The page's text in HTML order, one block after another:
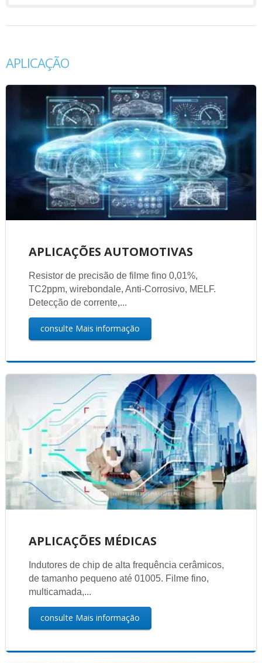
APLICAÇÃO
APLICAÇÕES AUTOMOTIVAS
Resistor de precisão de filme fino 0,01%,
TC2ppm, wirebondale, Anti-Corrosivo, MELF.
Detecção de corrente,...
consulte Mais informação
APLICAÇÕES MÉDICAS
Indutores de chip de alta frequência cerâmicos,
de tamanho pequeno até 01005. Filme fino,
multicamada,...
consulte Mais informação